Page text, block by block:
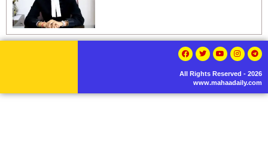
All Rights Reserved - 2026
www.mahaadaily.com